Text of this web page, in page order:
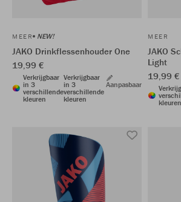
MEER NEW!
JAKO Drinkflessenhouder One
19,99 €
Verkrijgbaar
in 3
verschillende
kleuren
Verkrijgbaar
in 3
verschillende
kleuren
Aanpasbaar
MEER
JAKO
Light
19,99 €
kleuren